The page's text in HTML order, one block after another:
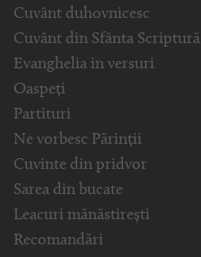
Cuvânt duhovnicesc
Cuvânt din Sfânta Scriptură
Evanghelia in versuri
Oaspeți
Partituri
Ne vorbesc Părinții
Cuvinte din pridvor
Sarea din bucate
Leacuri mănăstirești
Recomandări